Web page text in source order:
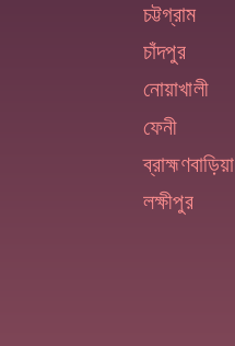
চট্টগ্রাম
চাঁদপুর
নোয়াখালী
ফেনী
ব্রাহ্মণবাড়িয়া
লক্ষীপুর